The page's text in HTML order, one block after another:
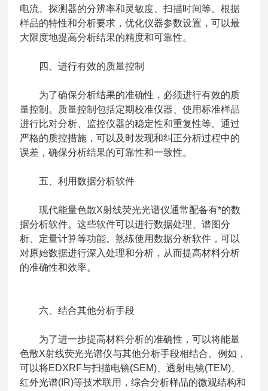
电流、探测器的分辨率和灵敏度、扫描时间等。根据
样品的特性和分析要求，优化仪器参数设置，可以最
大限度地提高分析结果的精度和可靠性。
四、进行有效的质量控制
为了确保分析结果的准确性，必须进行有效的质
量控制。质量控制包括定期校准仪器、使用标准样品
进行比对分析、监控仪器的稳定性和重复性等。通过
严格的质控措施，可以及时发现和纠正分析过程中的
误差，确保分析结果的可靠性和一致性。
五、利用数据分析软件
现代能量色散X射线荧光光谱仪通常配备有*的数
据分析软件。这些软件可以进行数据处理、谱图分
析、定量计算等功能。熟练使用数据分析软件，可以
对原始数据进行深入处理和分析，从而提高材料分析
的准确性和效率。
六、结合其他分析手段
为了进一步提高材料分析的准确性，可以将能量
色散X射线荧光光谱仪与其他分析手段相结合。例如，
可以将EDXRF与扫描电镜(SEM)、透射电镜(TEM)、
红外光谱(IR)等技术联用，综合分析样品的微观结构和